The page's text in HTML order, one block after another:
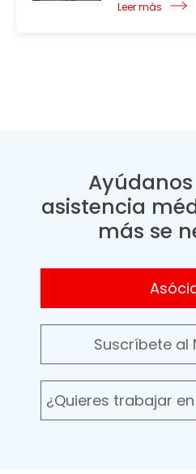
Leer más
asistencia
más se
Suscríbete al
¿Quieres trabajar